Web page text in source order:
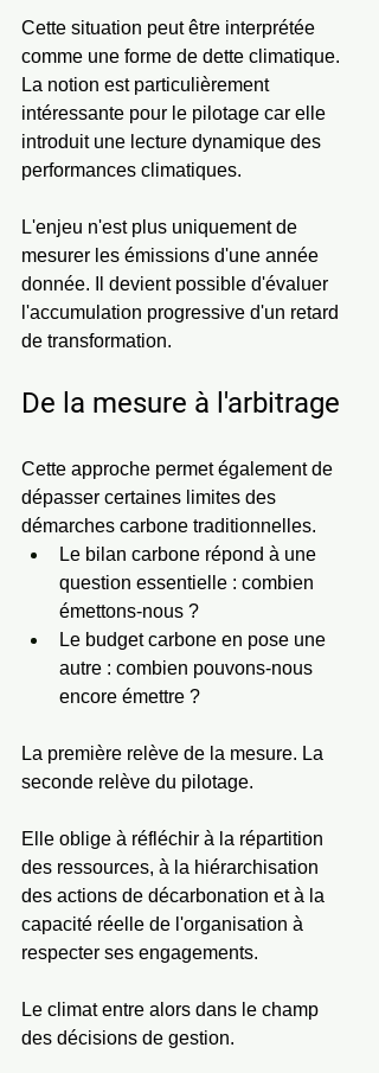
Cette situation peut être interprétée
comme une forme de dette climatique.
La notion est particulièrement
intéressante pour le pilotage car elle
introduit une lecture dynamique des
performances climatiques.
L'enjeu n'est plus uniquement de
mesurer les émissions d'une année
donnée. Il devient possible d'évaluer
l'accumulation progressive d'un retard
de transformation.
De la mesure à l'arbitrage
Cette approche permet également de
dépasser certaines limites des
démarches carbone traditionnelles.
Le bilan carbone répond à une
question essentielle : combien
émettons-nous ?
Le budget carbone en pose une
autre : combien pouvons-nous
encore émettre ?
La première relève de la mesure. La
seconde relève du pilotage.
Elle oblige à réfléchir à la répartition
des ressources, à la hiérarchisation
des actions de décarbonation et à la
capacité réelle de l'organisation à
respecter ses engagements.
Le climat entre alors dans le champ
des décisions de gestion.